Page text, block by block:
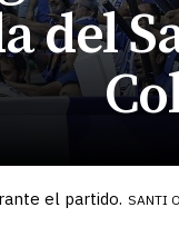
del
el partido. SANTI